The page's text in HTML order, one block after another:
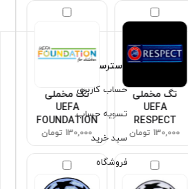
تگ مخملی
UEFA
RESPECT
130,000 تومان
تگ مخملی
UEFA
FOUNDATION
130,000 تومان
دسترسی سریع
حساب کاربری
تسویه حساب
سبد خرید
فروشگاه